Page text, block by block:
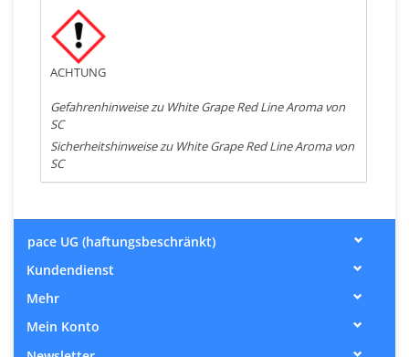
ACHTUNG
Gefahrenhinweise zu White Grape Red Line Aroma von
SC
Sicherheitshinweise zu White Grape Red Line Aroma von
SC
pace UG (haftungsbeschränkt)
Kundendienst
Mehr
Mein Konto